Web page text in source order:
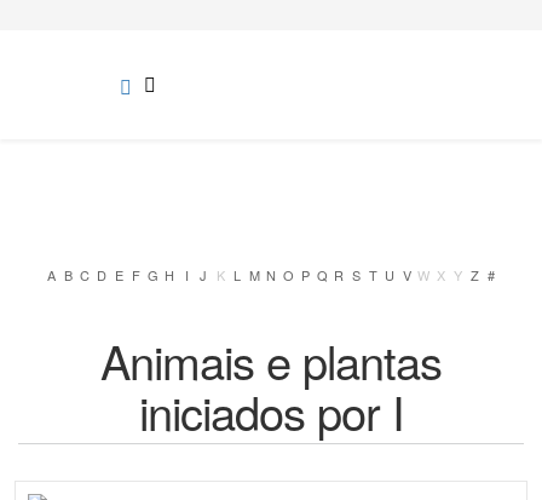
A B C D E F G H I J K L M N O P Q R S T U V W X Y Z #
Animais e plantas
iniciados por I